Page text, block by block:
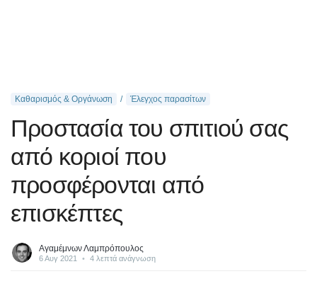
Καθαρισμός & Οργάνωση Έλεγχος παρασίτων
Προστασία του σπιτιού σας
από κοριοί που
προσφέρονται από
επισκέπτες
Αγαμέμνων Λαμπρόπουλος
6 Αυγ 2021 • 4 λεπτά ανάγνωση